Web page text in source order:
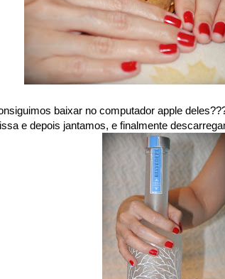
baixar no computador apple
e depois jantamos, e finalmente